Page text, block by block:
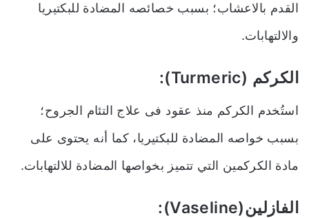
القدم بالاعشاب؛ بسبب خصائصه المضادة للبكتيريا
والالتهابات.
الكركم (Turmeric):
استُخدم الكركم منذ عقود فى علاج التئام الجروح؛
بسبب خواصه المضادة للبكتيريا، كما أنه يحتوى على
مادة الكركمين التي تتميز بخواصها المضادة للالتهابات.
الفازلين(Vaseline):